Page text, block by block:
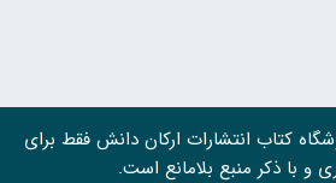
کتاب انتشارات ارکان دانش فقط برای
و با ذکر منبع بلامانع است.